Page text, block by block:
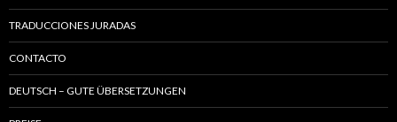
TRADUCCIONES JURADAS
CONTACTO
DEUTSCH – GUTE ÜBERSETZUNGEN